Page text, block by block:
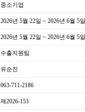
중소기업
2026년 5월 22일 ~ 2026년 6월 5일
2026년 5월 22일 ~ 2026년 6월 5일
수출지원팀
유순진
063-711-2186
제2026-153